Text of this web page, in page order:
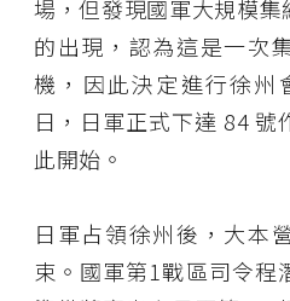
場，但發現國軍大規模
的出現，認為這是一次
機，因此決定進行徐州
日，日軍正式下達 84 號
此開始。
日軍占領徐州後，大本
束。國軍第1戰區司令程